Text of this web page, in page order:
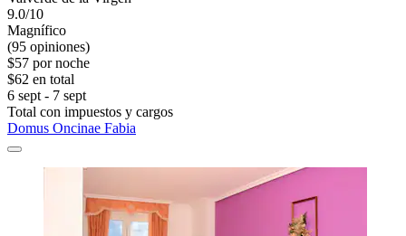
9.0/10
Magnífico
(95 opiniones)
$57 por noche
$62 en total
6 sept - 7 sept
Total con impuestos y cargos
Domus Oncinae Fabia